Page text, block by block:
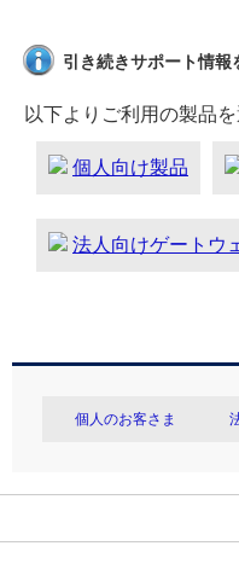
引き続きサポート情報
以下よりご利用の製品
個人向け製品
法人向けゲートウ
個人のお客さま